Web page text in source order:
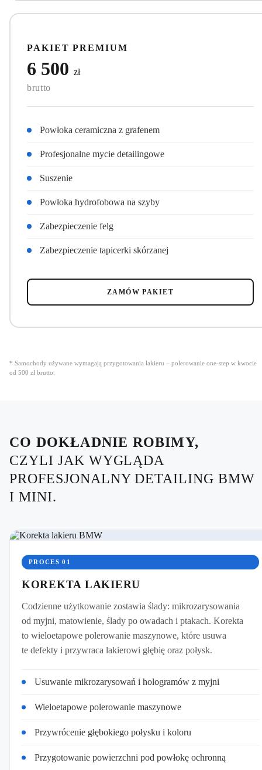
PAKIET PREMIUM
6 500 zł
brutto
Powłoka ceramiczna z grafenem
Profesjonalne mycie detailingowe
Suszenie
Powłoka hydrofobowa na szyby
Zabezpieczenie felg
Zabezpieczenie tapicerki skórzanej
ZAMÓW PAKIET
Samochody używane wymagają przygotowania lakieru – polerowanie one-step w kwocie
od 500 zł brutto.
CO DOKŁADNIE ROBIMY,
CZYLI JAK WYGLĄDA
PROFESJONALNY DETAILING BMW
I MINI.
PROCES 01
KOREKTA LAKIERU
Codzienne użytkowanie zostawia ślady: mikrozarysowania
od myjni, matowienie, ślady po owadach i ptakach. Korekta
to wieloetapowe polerowanie maszynowe, które usuwa
te defekty i przywraca lakierowi głębię oraz połysk.
Usuwanie mikrozarysowań i hologramów z myjni
Wieloetapowe polerowanie maszynowe
Przywrócenie głębokiego połysku i koloru
Przygotowanie powierzchni pod powłokę ochronną